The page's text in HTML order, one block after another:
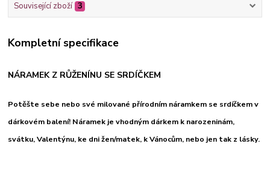
Související zboží 3
Kompletní specifikace
NÁRAMEK Z RŮŽENÍNU SE SRDÍČKEM
Potěšte sebe nebo své milované přírodním náramkem se srdíčkem v
dárkovém balení! Náramek je vhodným dárkem k narozeninám,
svátku, Valentýnu, ke dni žen/matek, k Vánocům, nebo jen tak z lásky.